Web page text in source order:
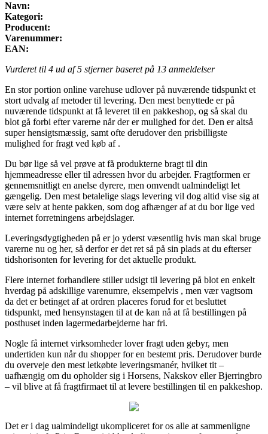
Navn:
Kategori:
Producent:
Varenummer:
EAN:
Vurderet til 4 ud af 5 stjerner baseret på 13 anmeldelser
En stor portion online varehuse udlover på nuværende tidspunkt et
stort udvalg af metoder til levering. Den mest benyttede er på
nuværende tidspunkt at få leveret til en pakkeshop, og så skal du
blot gå forbi efter varerne når der er mulighed for det. Den er altså
super hensigtsmæssig, samt ofte derudover den prisbilligste
mulighed for fragt ved køb af .
Du bør lige så vel prøve at få produkterne bragt til din
hjemmeadresse eller til adressen hvor du arbejder. Fragtformen er
gennemsnitligt en anelse dyrere, men omvendt ualmindeligt let
gængelig. Den mest betalelige slags levering vil dog altid vise sig at
være selv at hente pakken, som dog afhænger af at du bor lige ved
internet forretningens arbejdslager.
Leveringsdygtigheden på er jo yderst væsentlig hvis man skal bruge
varerne nu og her, så derfor er det ret så på sin plads at du efterser
tidshorisonten for levering for det aktuelle produkt.
Flere internet forhandlere stiller udsigt til levering på blot en enkelt
hverdag på adskillige varenumre, eksempelvis , men vær vagtsom
da det er betinget af at ordren placeres forud for et besluttet
tidspunkt, med hensynstagen til at de kan nå at få bestillingen på
posthuset inden lagermedarbejderne har fri.
Nogle få internet virksomheder lover fragt uden gebyr, men
undertiden kun når du shopper for en bestemt pris. Derudover burde
du overveje den mest letkøbte leveringsmanér, hvilket tit –
uafhængig om du opholder sig i Horsens, Nakskov eller Bjerringbro
– vil blive at få fragtfirmaet til at levere bestillingen til en pakkeshop.
Det er i dag ualmindeligt ukompliceret for os alle at sammenligne